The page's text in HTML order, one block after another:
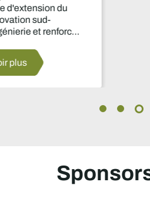
deux ans est l'une des
importantes prises
d'approvisionnement